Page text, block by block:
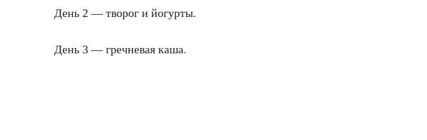
День 2 — творог и йогурты.
День 3 — гречневая каша.